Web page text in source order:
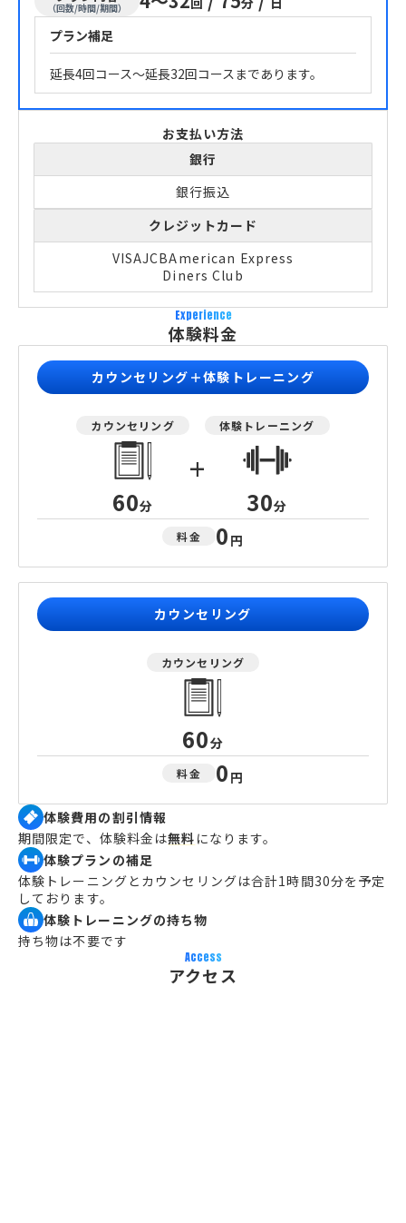
（回数/時間/期間）
プラン補足
延長4回コース～延長32回コースまであります。
お支払い方法
銀行
銀行振込
クレジットカード
VISAJCBAmerican Express
Diners Club
Experience
体験料金
カウンセリング＋体験トレーニング
カウンセリング
60分
+
体験トレーニング
30分
料金 0 円
カウンセリング
カウンセリング
60分
料金 0 円
体験費用の割引情報
期間限定で、体験料金は無料 になります。
体験プランの補足
体験トレーニングとカウンセリングは合計1時間30分を予定
しております。
体験トレーニングの持ち物
持ち物は不要です
Access
アクセス